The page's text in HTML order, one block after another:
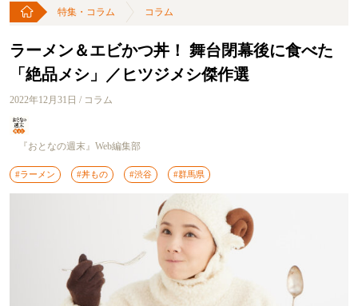
特集・コラム コラム
ラーメン＆エビかつ丼！ 舞台閉幕後に食べた
「絶品メシ」／ヒツジメシ傑作選
2022年12月31日 / コラム
『おとなの週末』Web編集部
#ラーメン #丼もの #渋谷 #群馬県